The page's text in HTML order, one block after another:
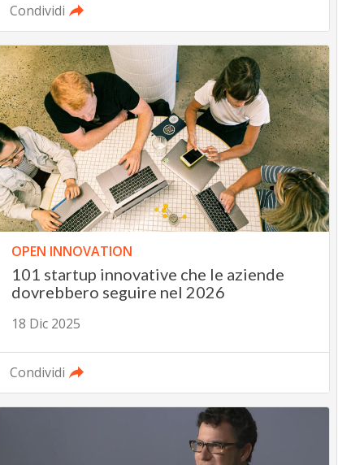
Condividi
OPEN INNOVATION
101 startup innovative che le aziende
dovrebbero seguire nel 2026
18 Dic 2025
Condividi